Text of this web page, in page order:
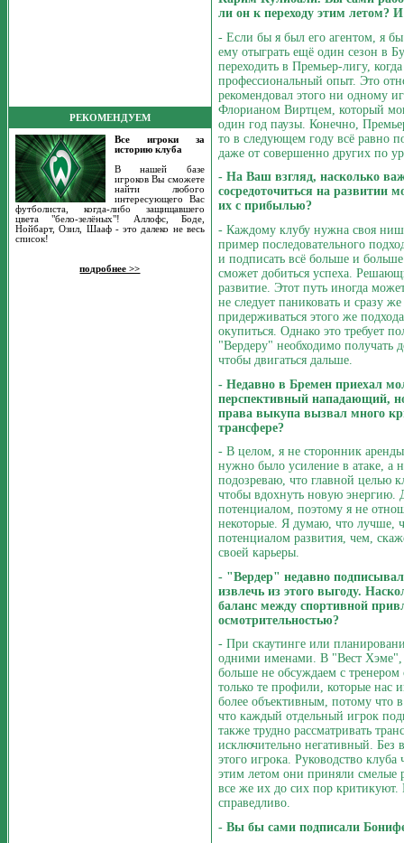
РЕКОМЕНДУЕМ
Все игроки за
историю клуба
В нашей базе
игроков Вы сможете
найти любого
интересующего Вас
футболиста, когда-либо защищавшего
цвета "бело-зелёных"! Аллофс, Боде,
Нойбарт, Озил, Шааф - это далеко не весь
список!
подробнее >>
ли он к переходу этим летом? И
- Если бы я был его агентом, я
ему отыграть ещё один сезон в
переходить в Премьер-лигу,
профессиональный опыт. Это
рекомендовал этого ни одному
Флорианом Виртцем, который
один год паузы. Конечно,
то в следующем году всё равно
даже от совершенно других по
- На Ваш взгляд, насколько
сосредоточиться на развитии
их с прибылью?
- Каждому клубу нужна своя
пример последовательного
и подписать всё больше и
сможет добиться успеха.
развитие. Этот путь иногда
не следует паниковать и сразу
придерживаться этого же
окупиться. Однако это требует
"Вердеру" необходимо получать
чтобы двигаться дальше.
- Недавно в Бремен приехал
перспективный нападающий, но
права выкупа вызвал много
трансфере?
- В целом, я не сторонник
нужно было усиление в атаке, а
подозреваю, что главной целью
чтобы вдохнуть новую
потенциалом, поэтому я не
некоторые. Я думаю, что лучше,
потенциалом развития, чем,
своей карьеры.
- "Вердер" недавно
извлечь из этого выгоду.
баланс между спортивной
осмотрительностью?
- При скаутинге или
одними именами. В "Вест Хэме",
больше не обсуждаем с
только те профили, которые нас
более объективным, потому что
что каждый отдельный игрок
также трудно рассматривать
исключительно негативный. Без
этого игрока. Руководство
этим летом они приняли
все же их до сих пор критикуют.
справедливо.
- Вы бы сами подписали